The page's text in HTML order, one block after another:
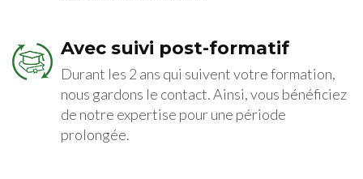
Avec suivi post-formatif
Durant les 2 ans qui suivent votre formation,
nous gardons le contact. Ainsi, vous bénéficiez
de notre expertise pour une période
prolongée.